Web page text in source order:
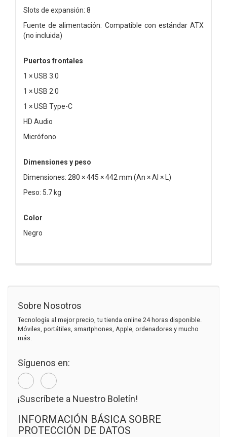
Slots de expansión: 8
Fuente de alimentación: Compatible con estándar ATX
(no incluida)
Puertos frontales
1 × USB 3.0
1 × USB 2.0
1 × USB Type-C
HD Audio
Micrófono
Dimensiones y peso
Dimensiones: 280 × 445 × 442 mm (An × Al × L)
Peso: 5.7 kg
Color
Negro
Sobre Nosotros
Tecnología al mejor precio, tu tienda online 24 horas disponible.
Móviles, portátiles, smartphones, Apple, ordenadores y mucho
más.
Síguenos en:
¡Suscríbete a Nuestro Boletín!
INFORMACIÓN BÁSICA SOBRE
PROTECCIÓN DE DATOS